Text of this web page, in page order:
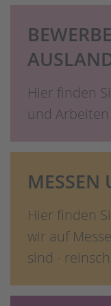
Hier finden
und
MESSEN
Hier finden
wir auf
sind -